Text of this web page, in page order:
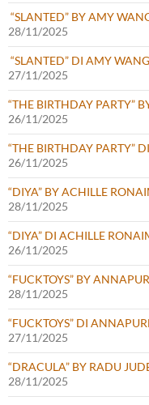
“SLANTED” BY AMY
28/11/2025
“SLANTED” DI AMY WANG
27/11/2025
“THE BIRTHDAY PARTY”
26/11/2025
“THE BIRTHDAY PARTY”
26/11/2025
“DIYA” BY ACHILLE
28/11/2025
“DIYA” DI ACHILLE
26/11/2025
“FUCKTOYS” BY
28/11/2025
“FUCKTOYS” DI
27/11/2025
“DRACULA” BY RADU
28/11/2025